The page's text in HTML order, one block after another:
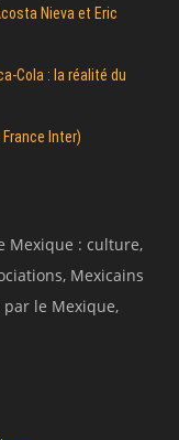
Nieva et Eric
Cola : la réalité du
Inter)
Mexique : culture,
Mexicains
le Mexique,